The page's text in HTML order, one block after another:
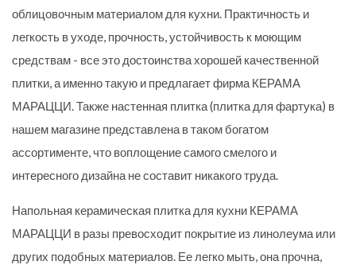
облицовочным материалом для кухни. Практичность и
легкость в уходе, прочность, устойчивость к моющим
средствам - все это достоинства хорошей качественной
плитки, а именно такую и предлагает фирма КЕРАМА
МАРАЦЦИ. Также настенная плитка (плитка для фартука) в
нашем магазине представлена в таком богатом
ассортименте, что воплощение самого смелого и
интересного дизайна не составит никакого труда.
Напольная керамическая плитка для кухни КЕРАМА
МАРАЦЦИ в разы превосходит покрытие из линолеума или
других подобных материалов. Ее легко мыть, она прочна,